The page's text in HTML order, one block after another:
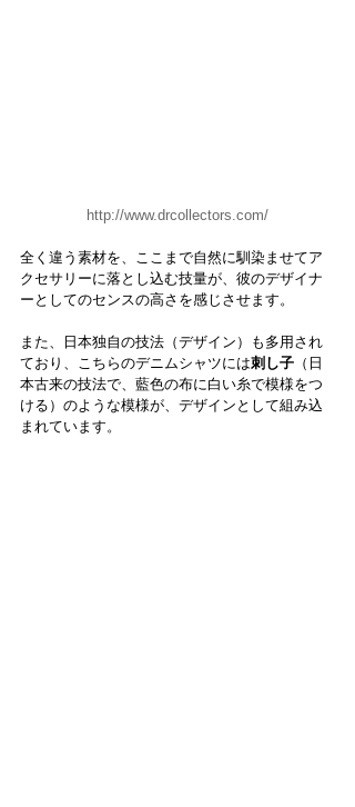
http://www.drcollectors.com/
全く違う素材を、ここまで自然に馴染ませてア
クセサリーに落とし込む技量が、彼のデザイナ
ーとしてのセンスの高さを感じさせます。
また、日本独自の技法（デザイン）も多用され
ており、こちらのデニムシャツには刺し子 （日
本古来の技法で、藍色の布に白い糸で模様をつ
ける）のような模様が、デザインとして組み込
まれています。